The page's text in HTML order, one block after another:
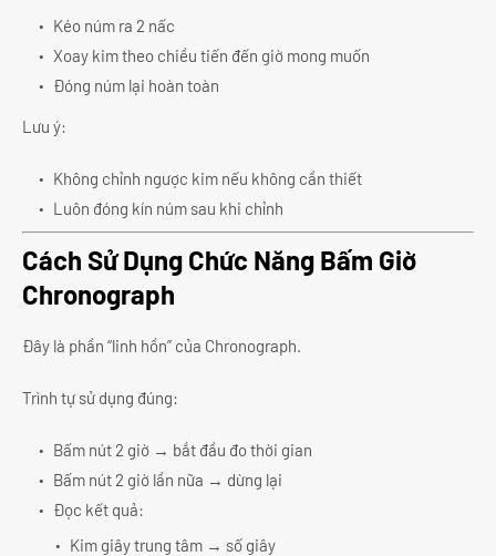
Kéo núm ra 2 nấc
Xoay kim theo chiều tiến đến giờ mong muốn
Đóng núm lại hoàn toàn
Lưu ý:
Không chỉnh ngược kim nếu không cần thiết
Luôn đóng kín núm sau khi chỉnh
Cách Sử Dụng Chức Năng Bấm Giờ
Chronograph
Đây là phần “linh hồn” của Chronograph.
Trình tự sử dụng đúng:
Bấm nút 2 giờ → bắt đầu đo thời gian
Bấm nút 2 giờ lần nữa → dừng lại
Đọc kết quả:
Kim giây trung tâm → số giây